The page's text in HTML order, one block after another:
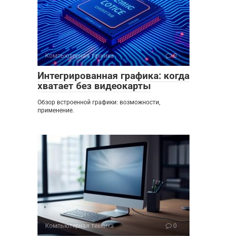
Компьютерная техника 0
Интегрированная графика: когда
хватает без видеокарты
Обзор встроенной графики: возможности,
применение.
Компьютерная техника 0